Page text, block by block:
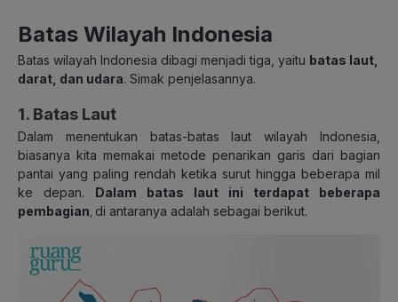
Batas Wilayah Indonesia
Batas wilayah Indonesia dibagi menjadi tiga, yaitu batas laut,
darat, dan udara. Simak penjelasannya.
1. Batas Laut
Dalam menentukan batas-batas laut wilayah Indonesia,
biasanya kita memakai metode penarikan garis dari bagian
pantai yang paling rendah ketika surut hingga beberapa mil
ke depan. Dalam batas laut ini terdapat beberapa
pembagian di antaranya adalah sebagai berikut.